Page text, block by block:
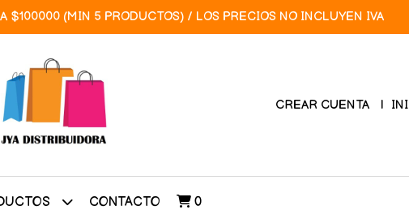
$100000 (MIN 5 PRODUCTOS) / LOS PRECIOS NO INCLUYEN IVA
CREAR CUENTA
CONTACTO 0